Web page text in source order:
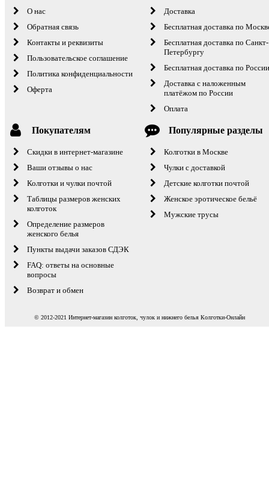
О нас
Обратная связь
Контакты и реквизиты
Пользовательское соглашение
Политика конфиденциальности
Оферта
Доставка
Бесплатная доставка по
Бесплатная доставка по Санкт-
Петербургу
Бесплатная доставка по
Доставка с наложенным
платёжом по России
Оплата
Покупателям
Скидки в интернет-магазине
Ваши отзывы о нас
Колготки и чулки почтой
Таблицы размеров женских
колготок
Определение размеров
женского белья
Пункты выдачи заказов СДЭК
FAQ: ответы на основные
вопросы
Возврат и обмен
Популярные разделы
Колготки в Москве
Чулки с доставкой
Детские колготки почтой
Женское эротическое бельё
Мужские трусы
© 2012-2021 Интернет-магазин колготок, чулок и нижнего белья Колготки-Онлайн